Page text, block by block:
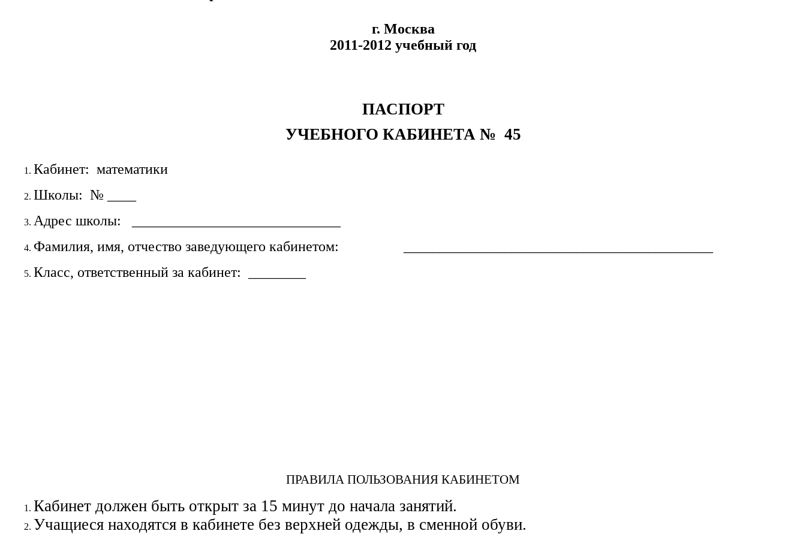
г. Москва
2011-2012 учебный год
ПАСПОРТ
УЧЕБНОГО КАБИНЕТА № 45
Кабинет: математики
Школы: № ____
Адрес школы: _____________________________
Фамилия, имя, отчество заведующего кабинетом: ___________________________________________
Класс, ответственный за кабинет: ________
ПРАВИЛА ПОЛЬЗОВАНИЯ КАБИНЕТОМ
Кабинет должен быть открыт за 15 минут до начала занятий.
Учащиеся находятся в кабинете без верхней одежды, в сменной обуви.